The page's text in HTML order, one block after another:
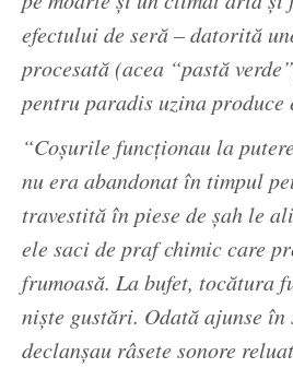
efectului de seră – datorită
procesată (acea “pastă
pentru paradis uzina produce
“Coşurile funcţionau la
nu era abandonat în timpul
travestită în piese de şah le
ele saci de praf chimic care
frumoasă. La bufet, tocătura
nişte gustări. Odată ajunse în
declanşau râsete sonore